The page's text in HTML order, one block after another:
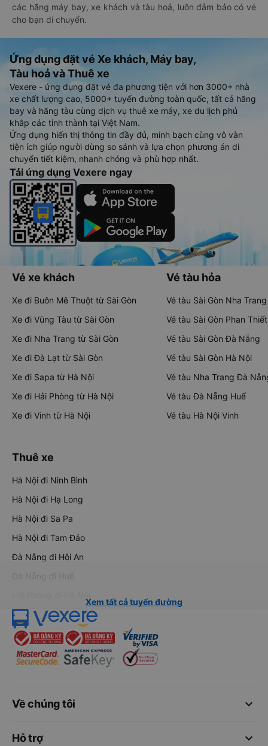
các hãng máy bay, xe khách và tàu hoả, luôn đảm bảo có vé
cho bạn di chuyển.
Ứng dụng đặt vé Xe khách, Máy bay,
Tàu hoả và Thuê xe
Vexere - ứng dụng đặt vé đa phương tiện với hơn 3000+ nhà
xe chất lượng cao, 5000+ tuyến đường toàn quốc, tất cả hãng
bay và hãng tàu cùng dịch vụ thuê xe máy, xe du lịch phủ
khắp các tỉnh thành tại Việt Nam.
Ứng dụng hiển thị thông tin đầy đủ, minh bạch cùng vô vàn
tiện ích giúp người dùng so sánh và lựa chọn phương án di
chuyển tiết kiệm, nhanh chóng và phù hợp nhất.
Tải ứng dụng Vexere ngay
Vé xe khách
Xe đi Buôn Mê Thuột từ Sài Gòn
Xe đi Vũng Tàu từ Sài Gòn
Xe đi Nha Trang từ Sài Gòn
Xe đi Đà Lạt từ Sài Gòn
Xe đi Sapa từ Hà Nội
Xe đi Hải Phòng từ Hà Nội
Xe đi Vinh từ Hà Nội
Vé tàu hỏa
Vé tàu Sài Gòn Nha Trang
Vé tàu Sài Gòn Phan Thiết
Vé tàu Sài Gòn Đà Nẵng
Vé tàu Sài Gòn Hà Nội
Vé tàu Nha Trang Đà
Vé tàu Đà Nẵng Huế
Vé tàu Hà Nội Vinh
Thuê xe
Hà Nội đi Ninh Bình
Hà Nội đi Hạ Long
Hà Nội đi Sa Pa
Hà Nội đi Tam Đảo
Đà Nẵng đi Hội An
Đà Nẵng đi Huế
Xem tất cả tuyến đường
keyboard_arrow_down
Về chúng tôi
keyboard_arrow_down
Hỗ trợ